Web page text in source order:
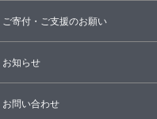
ご寄付・ご支援のお願い
お知らせ
お問い合わせ